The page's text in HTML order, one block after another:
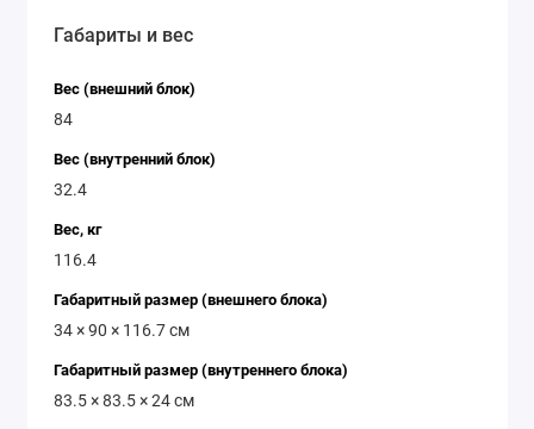
Габариты и вес
Вес (внешний блок)
84
Вес (внутренний блок)
32.4
Вес, кг
116.4
Габаритный размер (внешнего блока)
34 × 90 × 116.7 см
Габаритный размер (внутреннего блока)
83.5 × 83.5 × 24 см